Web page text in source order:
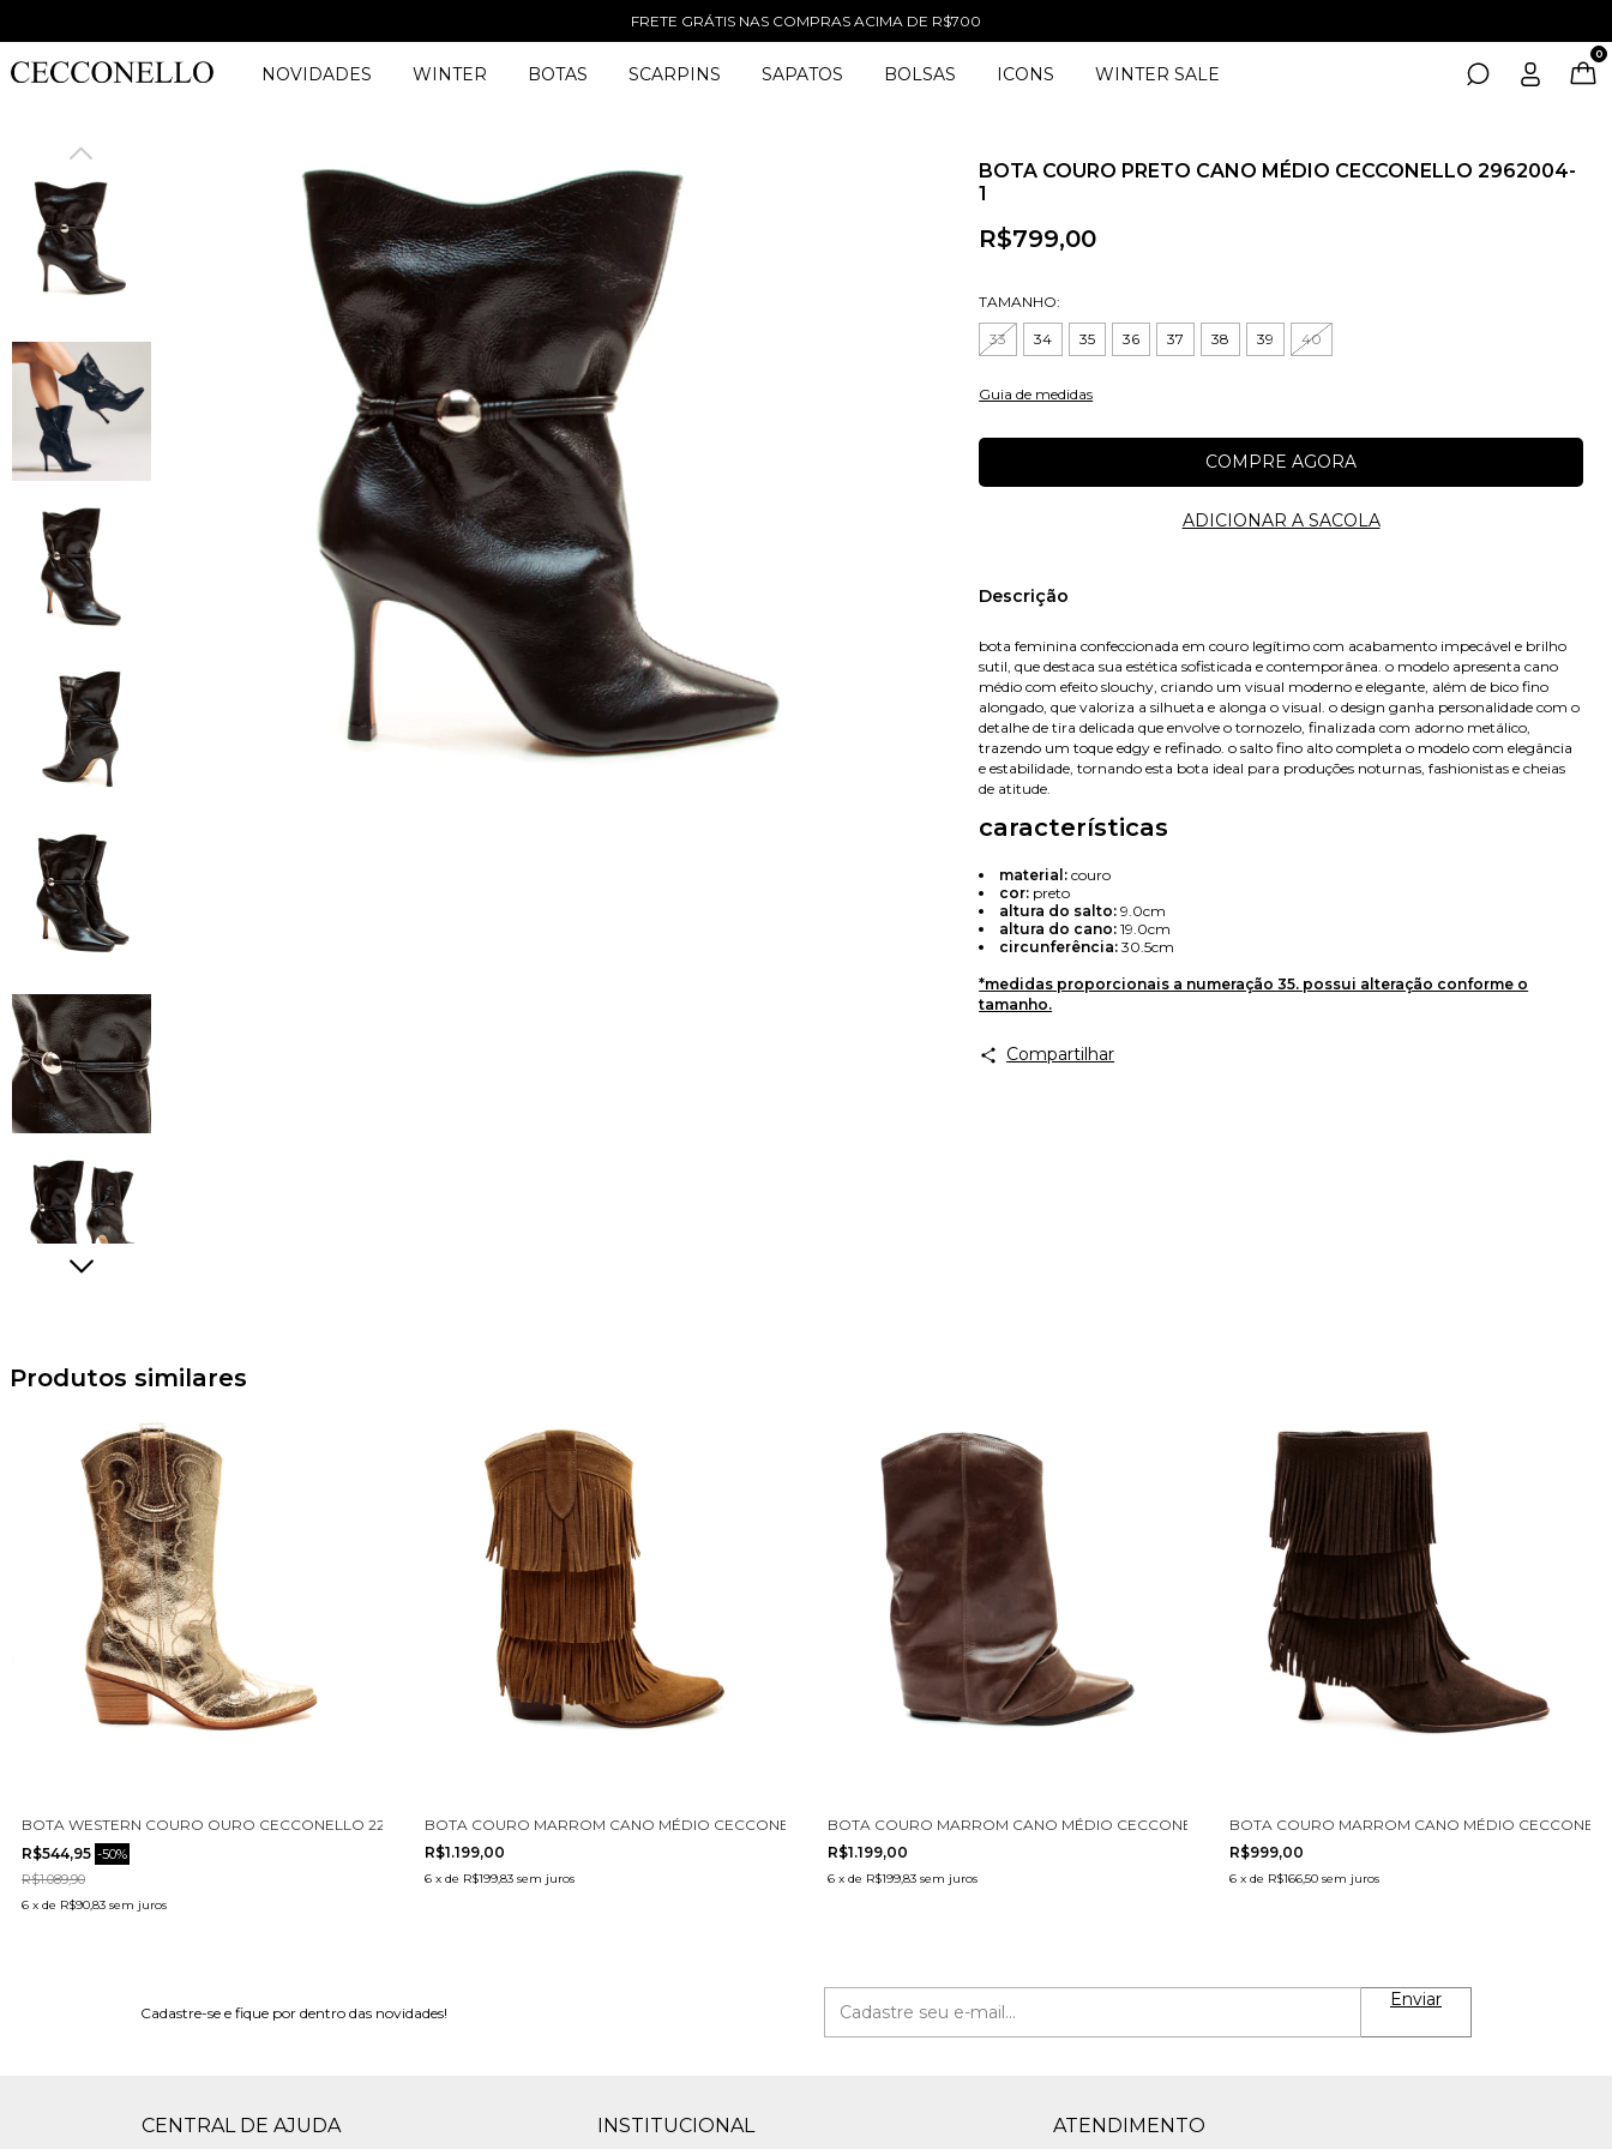
FRETE GRÁTIS NAS COMPRAS ACIMA DE R$700
NOVIDADES WINTER BOTAS SCARPINS SAPATOS BOLSAS ICONS WINTER SALE
0
BOTA COURO PRETO CANO MÉDIO CECCONELLO 2962004-
1
R$799,00
TAMANHO:
33 34 35 36 37 38 39 40
Guia de medidas
E-mail
Celular
Descrição
bota feminina confeccionada em couro legítimo com acabamento impecável e brilho
sutil, que destaca sua estética sofisticada e contemporânea. o modelo apresenta cano
médio com efeito slouchy, criando um visual moderno e elegante, além de bico fino
alongado, que valoriza a silhueta e alonga o visual. o design ganha personalidade com o
detalhe de tira delicada que envolve o tornozelo, finalizada com adorno metálico,
trazendo um toque edgy e refinado. o salto fino alto completa o modelo com elegância
e estabilidade, tornando esta bota ideal para produções noturnas, fashionistas e cheias
de atitude.
características
material: couro
cor: preto
altura do salto: 9.0cm
altura do cano: 19.0cm
circunferência: 30.5cm
*medidas proporcionais a numeração 35. possui alteração conforme o
tamanho.
Compartilhar
Produtos similares
2907001-2
BOTA WESTERN COURO OURO CECCONELLO 2260003-5
R$544,95 -50%
R$1.089,90
6 x de R$90,83 sem juros
BOTA COURO MARROM CANO MÉDIO CECCONELLO 2907001-3
R$1.199,00
6 x de R$199,83 sem juros
BOTA COURO MARROM CANO MÉDIO CECCONELLO 2619006-3
R$1.199,00
6 x de R$199,83 sem juros
BOTA COURO MARROM CANO MÉDIO
R$999,00
6 xde R$166,50 sem juros
Cadastre-se e fique por dentro das novidades!
CENTRAL DE AJUDA INSTITUCIONAL ATENDIMENTO